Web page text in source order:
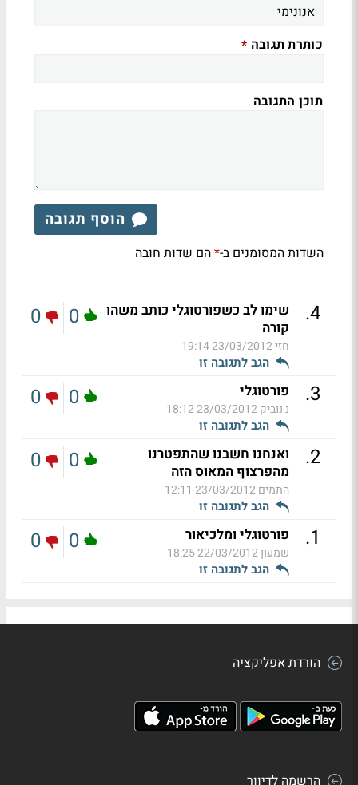
כותרת תגובה *
תוכן התגובה
הוסף תגובה
השדות המסומנים ב-*הם שדות חובה
4
.
שימו לב כשפורטוגלי כותב משהו
קורה
חזי23/03/2012 19:14
הגב לתגובה זו
0
0
3
. פורטוגלי
נ נוביק23/03/2012 18:12
הגב לתגובה זו
0
0
2
.
ואנחנו חשבנו שהתפטרנו
מהפרצוף המאוס הזה
התמים23/03/2012 12:11
הגב לתגובה זו
0
0
1
. פורטוגלי ומלכיאור
שמעון22/03/2012 18:25
הגב לתגובה זו
0
0
הורדת אפליקציה
הרשמה לדיוור